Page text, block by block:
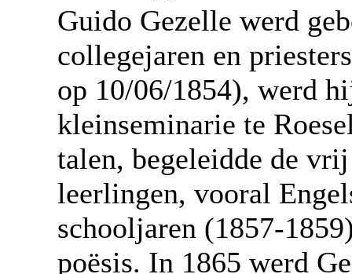
Guido Gezelle werd
collegejaren en
op 10/06/1854), werd
kleinseminarie te
talen, begeleidde de
leerlingen, vooral
schooljaren (1857-
poësis. In 1865 werd